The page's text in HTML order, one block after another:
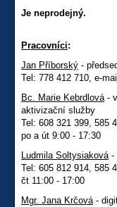
Je neprodejný.
Pracovníci:
Jan Příborský -
Tel: 778 412 710, e-
Bc. Marie Kebrdlová-
aktivizační služby
Tel: 608 321 399, 585
po a út 9:00 - 17:30
Ludmila Soltysiaková-
Tel: 605 812 914, 585
čt 11:00 - 17:00
Mgr. Jana Krčová-